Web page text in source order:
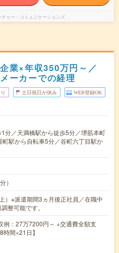
ャー・コミュニケーションズ
業×年収350万円～／
ーカーでの経理
土日祝日が休み WEB登録OK
分／天満橋駅から徒歩5分／堺筋本町
駅から自転車5分／谷町六丁目駅か
）
）※派遣期間3ヵ月後正社員／在職中
整可能です。
：27万7200円～ +交通費全額支
間×21日】